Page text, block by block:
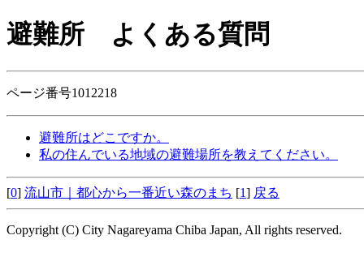
避難所 よくある質問
ページ番号1012218
避難所はどこですか。
私の住んでいる地域の避難場所を教えてください。
[0] 流山市｜都心から一番近い森のまち [1] 戻る
Copyright (C) City Nagareyama Chiba Japan, All rights reserved.